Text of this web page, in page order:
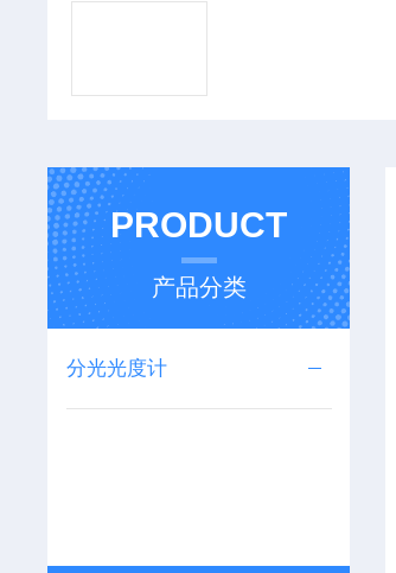
PRODUCT
产品分类
分光光度计